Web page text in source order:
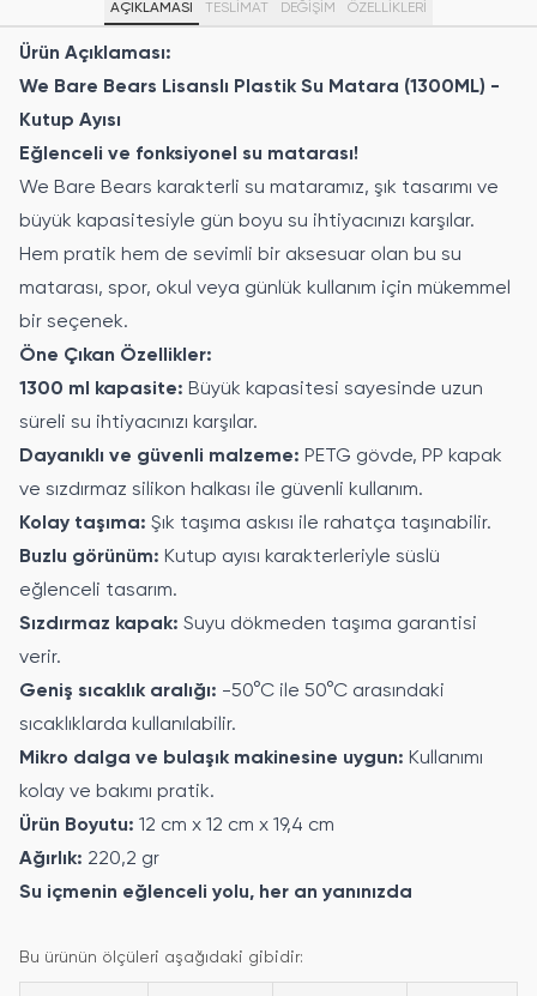
AÇIKLAMASI
TESLİMAT
DEĞİŞİM
ÖZELLIKLERI
Ürün Açıklaması:
We Bare Bears Lisanslı Plastik Su Matara (1300ML) -
Kutup Ayısı
Eğlenceli ve fonksiyonel su matarası!
We Bare Bears karakterli su mataramız, şık tasarımı ve
büyük kapasitesiyle gün boyu su ihtiyacınızı karşılar.
Hem pratik hem de sevimli bir aksesuar olan bu su
matarası, spor, okul veya günlük kullanım için mükemmel
bir seçenek.
Öne Çıkan Özellikler:
1300 ml kapasite: Büyük kapasitesi sayesinde uzun
süreli su ihtiyacınızı karşılar.
Dayanıklı ve güvenli malzeme: PETG gövde, PP kapak
ve sızdırmaz silikon halkası ile güvenli kullanım.
Kolay taşıma: Şık taşıma askısı ile rahatça taşınabilir.
Buzlu görünüm: Kutup ayısı karakterleriyle süslü
eğlenceli tasarım.
Sızdırmaz kapak: Suyu dökmeden taşıma garantisi
verir.
Geniş sıcaklık aralığı: -50°C ile 50°C arasındaki
sıcaklıklarda kullanılabilir.
Mikro dalga ve bulaşık makinesine uygun: Kullanımı
kolay ve bakımı pratik.
Ürün Boyutu: 12 cm x 12 cm x 19,4 cm
Ağırlık: 220,2 gr
Su içmenin eğlenceli yolu, her an yanınızda
Bu ürünün ölçüleri aşağıdaki gibidir: